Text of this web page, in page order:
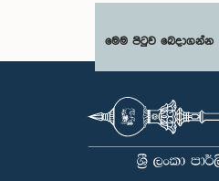
මෙම පිටුව බෙදාගන්න